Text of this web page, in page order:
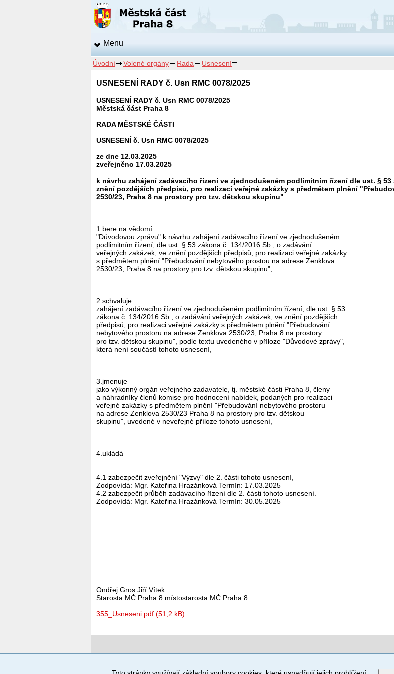
Menu
Úvodní Volené orgány Rada Usnesení
USNESENÍ RADY č. Usn RMC 0078/2025
USNESENÍ RADY č. Usn RMC 0078/2025
Městská část Praha 8
RADA MĚSTSKÉ ČÁSTI
USNESENÍ č. Usn RMC 0078/2025
ze dne 12.03.2025
zveřejněno 17.03.2025
k návrhu zahájení zadávacího řízení ve zjednodušeném podlimitním řízení dle ust. §
znění pozdějších předpisů, pro realizaci veřejné zakázky s předmětem plnění
2530/23, Praha 8 na prostory pro tzv. dětskou skupinu"
1.bere na vědomí
"Důvodovou zprávu" k návrhu zahájení zadávacího řízení ve zjednodušeném
podlimitním řízení, dle ust. § 53 zákona č. 134/2016 Sb., o zadávání
veřejných zakázek, ve znění pozdějších předpisů, pro realizaci veřejné zakázky
s předmětem plnění "Přebudování nebytového prostou na adrese Zenklova
2530/23, Praha 8 na prostory pro tzv. dětskou skupinu",
2.schvaluje
zahájení zadávacího řízení ve zjednodušeném podlimitním řízení, dle ust. § 53
zákona č. 134/2016 Sb., o zadávání veřejných zakázek, ve znění pozdějších
předpisů, pro realizaci veřejné zakázky s předmětem plnění "Přebudování
nebytového prostoru na adrese Zenklova 2530/23, Praha 8 na prostory
pro tzv. dětskou skupinu", podle textu uvedeného v příloze "Důvodové zprávy",
která není součástí tohoto usnesení,
3.jmenuje
jako výkonný orgán veřejného zadavatele, tj. městské části Praha 8, členy
a náhradníky členů komise pro hodnocení nabídek, podaných pro realizaci
veřejné zakázky s předmětem plnění "Přebudování nebytového prostoru
na adrese Zenklova 2530/23 Praha 8 na prostory pro tzv. dětskou
skupinu", uvedené v neveřejné příloze tohoto usnesení,
4.ukládá
4.1 zabezpečit zveřejnění "Výzvy" dle 2. části tohoto usnesení,
Zodpovídá: Mgr. Kateřina Hrazánková Termín: 17.03.2025
4.2 zabezpečit průběh zadávacího řízení dle 2. části tohoto usnesení.
Zodpovídá: Mgr. Kateřina Hrazánková Termín: 30.05.2025
Ondřej Gros Jiří Vítek
Starosta MČ Praha 8 místostarosta MČ Praha 8
355_Usneseni.pdf (51,2 kB)